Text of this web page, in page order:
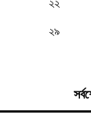
২২
২৯